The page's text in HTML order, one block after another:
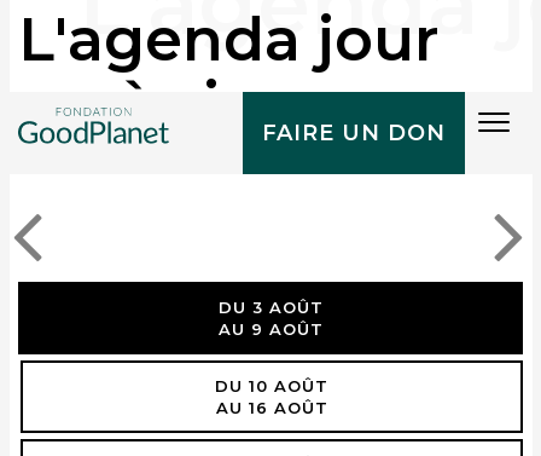
FAIRE UN DON
L'agenda jour
après jour
DU 3 AOÛT
AU 9 AOÛT
DU 10 AOÛT
AU 16 AOÛT